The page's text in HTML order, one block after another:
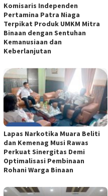
Komisaris Independen
Pertamina Patra Niaga
Terpikat Produk UMKM Mitra
Binaan dengan Sentuhan
Kemanusiaan dan
Keberlanjutan
Lapas Narkotika Muara Beliti
dan Kemenag Musi Rawas
Perkuat Sinergitas Demi
Optimalisasi Pembinaan
Rohani Warga Binaan